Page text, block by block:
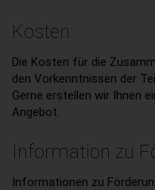
Kosten:
Die Kosten für die
den Vorkenntnissen der
Gerne erstellen wir Ihnen
Angebot.
Information zu
Informationen zu